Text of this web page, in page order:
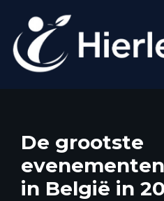
De grootste
in België in